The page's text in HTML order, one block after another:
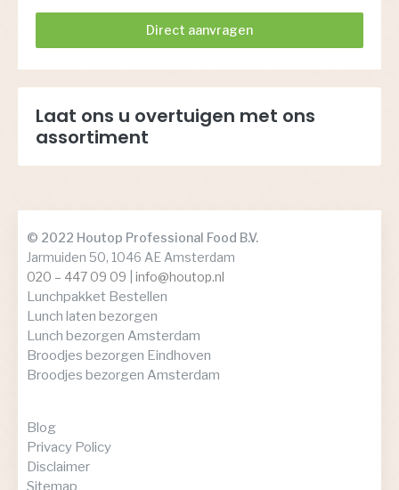
Direct aanvragen
Laat ons u overtuigen met ons
assortiment
© 2022 Houtop Professional Food B.V.
Jarmuiden 50, 1046 AE Amsterdam
020 – 447 09 09 |info@houtop.nl
Lunchpakket Bestellen
Lunch laten bezorgen
Lunch bezorgen Amsterdam
Broodjes bezorgen Eindhoven
Broodjes bezorgen Amsterdam
Blog
Privacy Policy
Disclaimer